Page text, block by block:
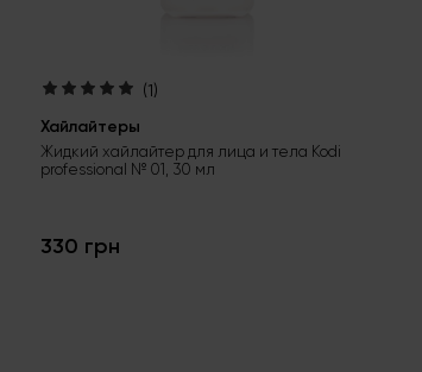
(1)
Хайлайтеры
Жидкий хайлайтер для лица и тела Kodi
professional № 01, 30 мл
330 грн